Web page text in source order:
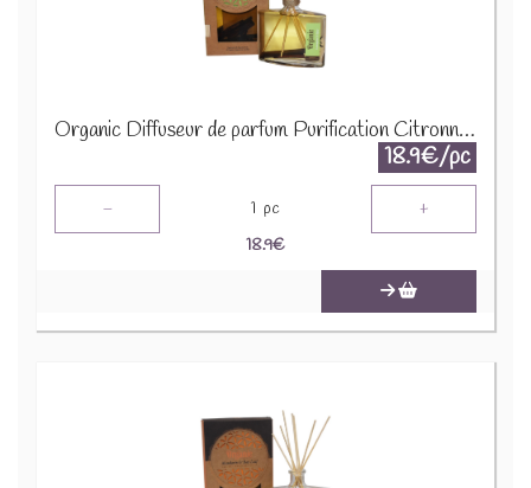
Organic Diffuseur de parfum Purification Citronnelle et Epices 76974
18.9€/pc
- 1 pc +
18.9€